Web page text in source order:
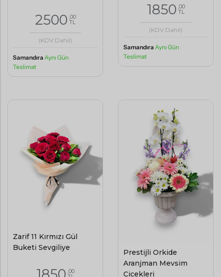
2500 ,00
TL
(KDV Dahil)
Samandıra Aynı Gün
Teslimat
1850 ,00
TL
(KDV Dahil)
Samandıra Aynı Gün
Teslimat
Zarif 11 Kırmızı Gül
Buketi Sevgiliye
,00
Prestijli Orkide
Aranjman Mevsim
Çiçekleri